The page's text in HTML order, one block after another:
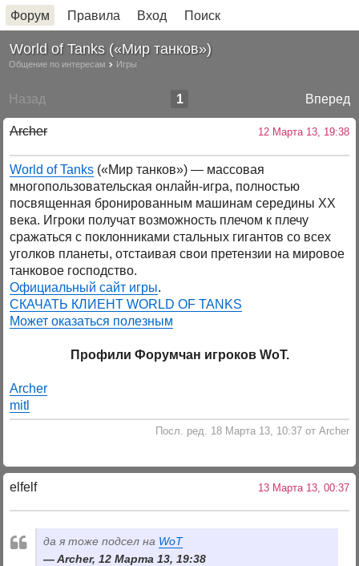
Форум Правила Вход Поиск
World of Tanks («Мир танков»)
Общение по интересам Игры
Назад Вперед
1
Archer 12 Марта 13, 19:38
World of Tanks («Мир танков») — массовая
многопользовательская онлайн-игра, полностью
посвященная бронированным машинам середины XX
века. Игроки получат возможность плечом к плечу
сражаться с поклонниками стальных гигантов со всех
уголков планеты, отстаивая свои претензии на мировое
танковое господство.
Официальный сайт игры.
СКАЧАТЬ КЛИЕНТ WORLD OF TANKS
Может оказаться полезным
Профили Форумчан игроков WoT.
Archer
mitl
Посл. ред. 18 Марта 13, 10:37 от Archer
elfelf 13 Марта 13, 00:37
да я тоже подсел на WoT
Archer, 12 Марта 13, 19:38